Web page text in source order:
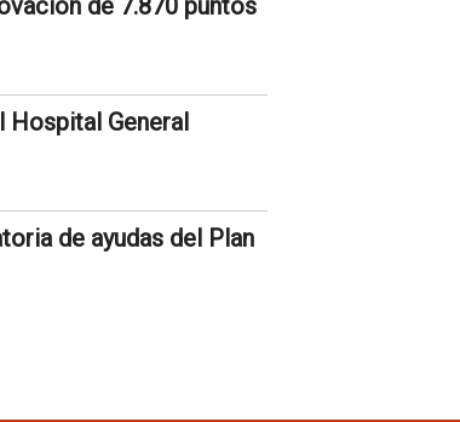
de 7.870 puntos
General
de ayudas del Plan